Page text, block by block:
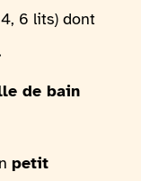
6 lits) dont
de bain
petit